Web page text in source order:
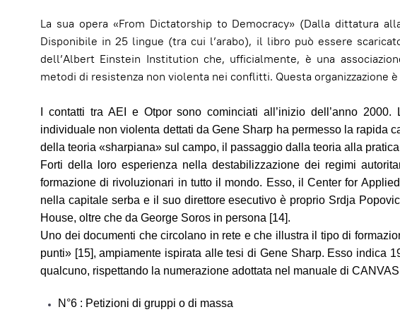
La sua opera «From Dictatorship to Democracy» (Dalla dittatura
Disponibile in 25 lingue (tra cui l’arabo), il libro può essere
dell’Albert Einstein Institution che, ufficialmente, è una
metodi di resistenza non violenta nei conflitti. Questa organizzazione
I contatti tra AEI e Otpor sono cominciati all’inizio dell’anno
individuale non violenta dettati da Gene Sharp ha permesso la rapida
della teoria «sharpiana» sul campo, il passaggio dalla teoria alla
Forti della loro esperienza nella destabilizzazione dei regimi
formazione di rivoluzionari in tutto il mondo. Esso, il Center for
nella capitale serba e il suo direttore esecutivo è proprio Srdja
House, oltre che da George Soros in persona [14].
Uno dei documenti che circolano in rete e che illustra il tipo di
punti» [15], ampiamente ispirata alle tesi di Gene Sharp. Esso indica
qualcuno, rispettando la numerazione adottata nel manuale di CANVAS
N°6 : Petizioni di gruppi o di massa